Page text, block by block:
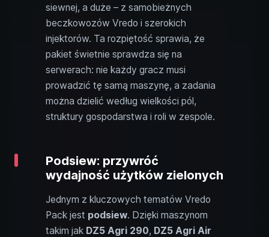
siewnej, a duże – z samobieżnych
beczkowozów Vredo i szerokich
injektorów. Ta rozpiętość sprawia, że
pakiet świetnie sprawdza się na
serwerach: nie każdy gracz musi
prowadzić tę samą maszynę, a zadania
można dzielić według wielkości pól,
struktury gospodarstwa i roli w zespole.
Podsiew: przywróć
wydajność użytków zielonych
Jednym z kluczowych tematów Vredo
Pack jest podsiew. Dzięki maszynom
takim jak DZ5 Agri 290, DZ5 Agri Air